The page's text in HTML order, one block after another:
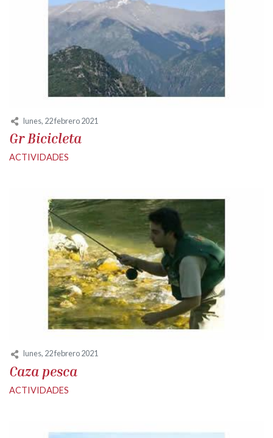
lunes, 22 febrero 2021
Gr Bicicleta
ACTIVIDADES
lunes, 22 febrero 2021
Caza pesca
ACTIVIDADES